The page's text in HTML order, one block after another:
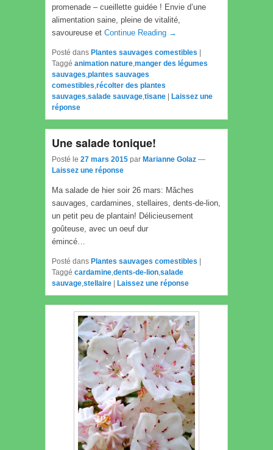
promenade – cueillette guidée ! Envie d’une
alimentation saine, pleine de vitalité,
savoureuse et Continue Reading →
Posté dans Plantes sauvages comestibles
Taggé animation nature,manger des légumes
sauvages,plantes sauvages
comestibles,récolter des plantes
sauvages,salade sauvage,tisane
Laissez une
réponse
Une salade tonique!
Posté le 27 mars 2015 par Marianne Golaz —
Laissez une réponse
Ma salade de hier soir 26 mars: Mâches
sauvages, cardamines, stellaires, dents-de-lion,
un petit peu de plantain! Délicieusement
goûteuse, avec un oeuf dur
émincé…
Posté dans Plantes sauvages comestibles |
Taggé cardamine dents-de-lion salade
sauvage stellaire | Laissez une réponse